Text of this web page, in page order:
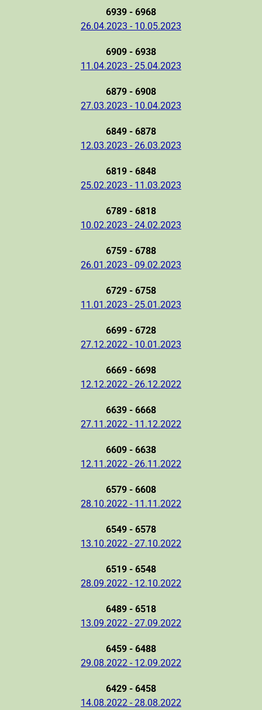
6939 - 6968
26.04.2023 - 10.05.2023
6909 - 6938
11.04.2023 - 25.04.2023
6879 - 6908
27.03.2023 - 10.04.2023
6849 - 6878
12.03.2023 - 26.03.2023
6819 - 6848
25.02.2023 - 11.03.2023
6789 - 6818
10.02.2023 - 24.02.2023
6759 - 6788
26.01.2023 - 09.02.2023
6729 - 6758
11.01.2023 - 25.01.2023
6699 - 6728
27.12.2022 - 10.01.2023
6669 - 6698
12.12.2022 - 26.12.2022
6639 - 6668
27.11.2022 - 11.12.2022
6609 - 6638
12.11.2022 - 26.11.2022
6579 - 6608
28.10.2022 - 11.11.2022
6549 - 6578
13.10.2022 - 27.10.2022
6519 - 6548
28.09.2022 - 12.10.2022
6489 - 6518
13.09.2022 - 27.09.2022
6459 - 6488
29.08.2022 - 12.09.2022
6429 - 6458
14.08.2022 - 28.08.2022